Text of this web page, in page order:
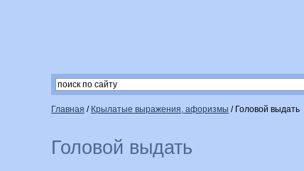
Главная / Крылатые выражения, афоризмы / Головой выдать
Головой выдать